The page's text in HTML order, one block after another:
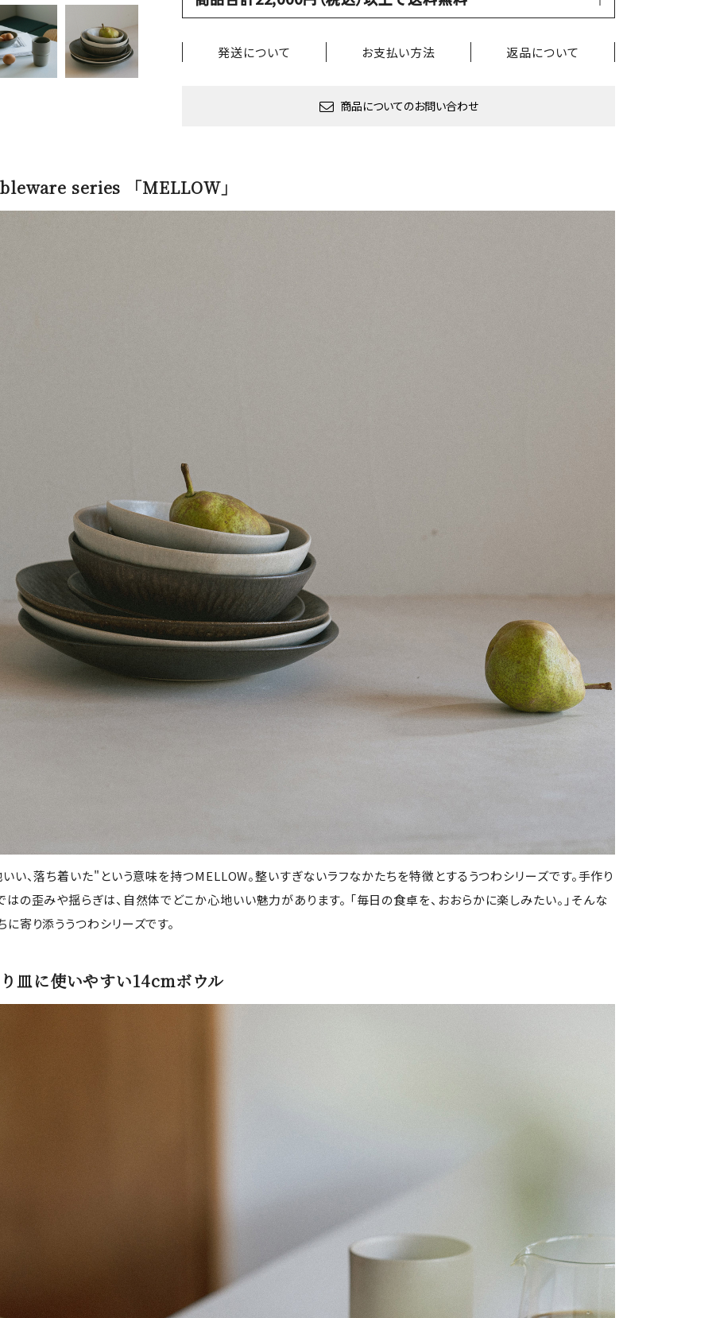
発送について お支払い方法 返品について
商品についてのお問い合わせ
series 「MELLOW」
い、落ち着いた"という意味を持つMELLOW。整いすぎないラフなかたちを特徴とするうつわシリーズです。手作り
はの歪みや揺らぎは、自然体でどこか心地いい魅力があります。 「毎日の食卓を、おおらかに楽しみたい。」そんな
に寄り添ううつわシリーズです。
皿に使いやすい14cmボウル